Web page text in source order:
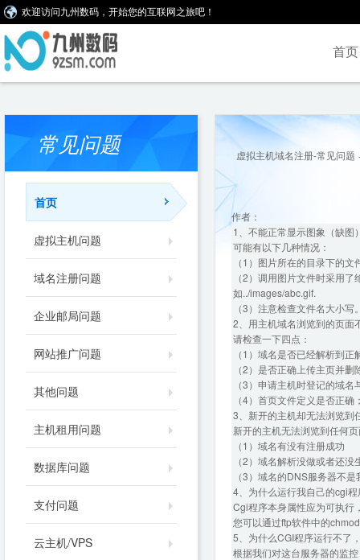
欢迎访问九州数码，开始您的互联网之旅吧！
首页
常见问题
首页
虚拟主机问题
域名注册问题
企业邮局问题
网站推广问题
其他问题
主机租用问题
数据库问题
支付问题
云主机/VPS
虚拟主机域名注册-常见问题
作者：
1、不能正常显示图象（缺图
可能有以下几种情况：
（1）图片所在的目录下的
（2）调用图片文件时采用了
如../images/abc.gif.
（3）注意检查文件名大小
2、用主机域名浏览到的页面
请检查一下四点：
（1）域名是否已经解析到
（2）是否正确上传主页并
（3）申请主机时登记的域
（4）首页文件定义是否正
3、新开的主机却无法浏览到
新开的主机无法浏览到任何
（1）域名有没有注册成功
（2）域名解析没做或者还没
（3）域名的DNS服务器不
4、为什么运行我自己的cgi
Cgi程序本身属性应为可执行
您可以通过ftp软件中的
5、为什么CGI程序运行不了
根据我们对这台服务器的监